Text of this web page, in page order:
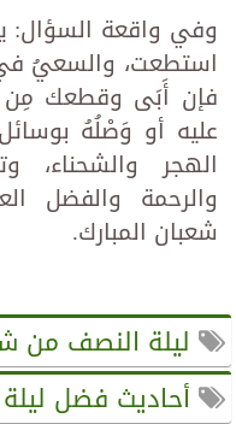
وفي واقعة السؤال:
استطعت، والسعيُ في
فإن أَبَى وقطعك مِن
عليه أو وَصْلُهُ
الهجر والشحناء،
والرحمة والفضل
شعبان المبارك.
ليلة النصف من
أحاديث فضل